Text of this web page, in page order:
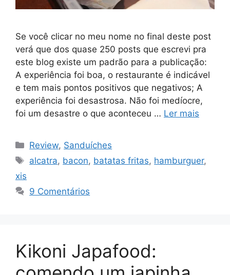
Se você clicar no meu nome no final deste post
verá que dos quase 250 posts que escrevi pra
este blog existe um padrão para a publicação:
A experiência foi boa, o restaurante é indicável
e tem mais pontos positivos que negativos; A
experiência foi desastrosa. Não foi medíocre,
foi um desastre o que aconteceu … Ler mais
Categorias
Review, Sanduíches
Tags
alcatra, bacon, batatas fritas, hamburguer,
xis
9 Comentários
Kikoni Japafood: